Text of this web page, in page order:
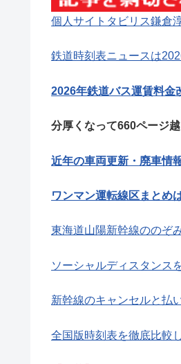
個人サイトタビリス鎌倉
鉄道時刻表ニュースは
2026年鉄道バス運賃料金
分厚くなって660ページ越
近年の車両更新・廃車情
ワンマン運転線区まとめ
東海道山陽新幹線ののぞ
ソーシャルディスタンス
新幹線のキャンセルと払
全国版時刻表を徹底比較